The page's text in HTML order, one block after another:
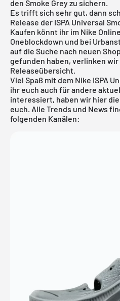
den Smoke Grey zu sichern.
Es trifft sich sehr gut, dann
Release der ISPA Universal
Kaufen könnt ihr im Nike
Oneblockdown und bei
auf die Suche nach neuen
gefunden haben, verlinken
Releaseübersicht.
Viel Spaß mit dem Nike ISPA
ihr euch auch für andere
interessiert, haben wir hier
euch. Alle Trends und News
folgenden Kanälen: